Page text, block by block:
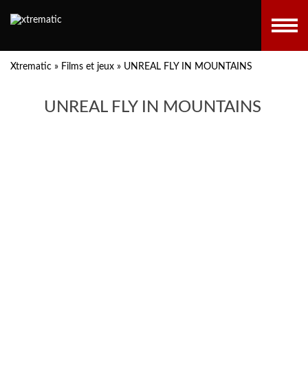
Xtrematic » Films et jeux » UNREAL FLY IN MOUNTAINS
UNREAL FLY IN MOUNTAINS